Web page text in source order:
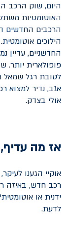
היום, שוק הרכב
האוטומטיות
הרכבים החדשים
הילוכים
החדשניים, עדיין
פופולארית יותר.
לטובת רגל שמאל
אגב, נדיר למצוא
אולי בצדק.
אז מה עדיף,
אוקיי הגענו
רכב חדש, באיזה
ידנית או
לדעת.